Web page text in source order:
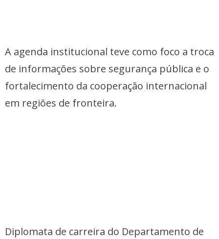
A agenda institucional teve como foco a troca
de informações sobre segurança pública e o
fortalecimento da cooperação internacional
em regiões de fronteira.
Diplomata de carreira do Departamento de